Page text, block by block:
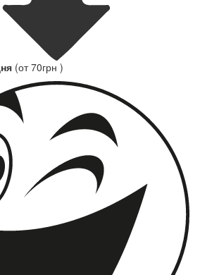
(от 70грн )